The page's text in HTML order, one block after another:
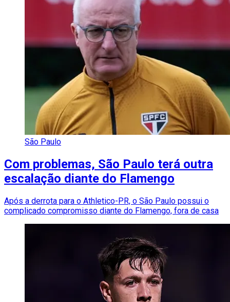
São Paulo
Com problemas, São Paulo terá outra
escalação diante do Flamengo
Após a derrota para o Athletico-PR, o São Paulo possui o
complicado compromisso diante do Flamengo, fora de casa